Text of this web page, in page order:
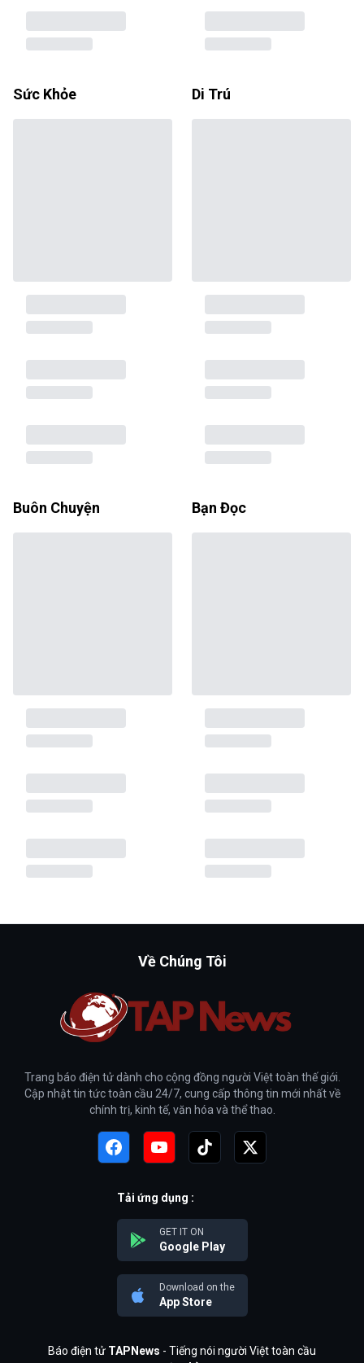
Sức Khỏe Di Trú
Buôn Chuyện Bạn Đọc
Về Chúng Tôi
Trang báo điện tử dành cho cộng đồng người Việt toàn thế giới.
Cập nhật tin tức toàn cầu 24/7, cung cấp thông tin mới nhất về
chính trị, kinh tế, văn hóa và thể thao.
Tải ứng dụng :
GET IT ON
Google Play
Download on the
App Store
Báo điện tử TAPNews - Tiếng nói người Việt toàn cầu